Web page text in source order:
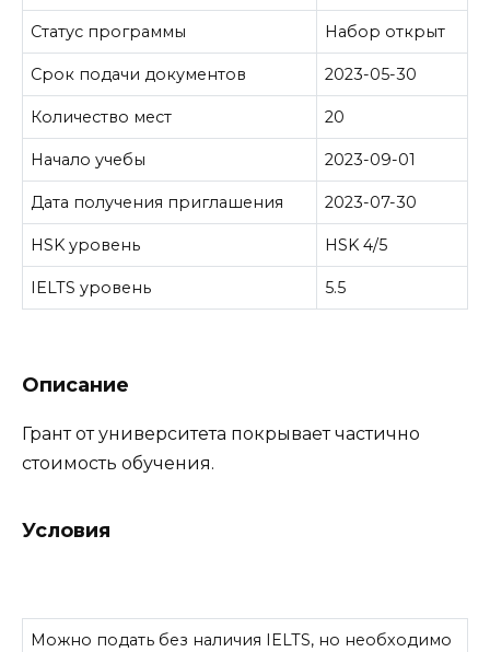
Статус программы Набор открыт
Срок подачи документов 2023-05-30
Количество мест 20
Начало учебы 2023-09-01
Дата получения приглашения 2023-07-30
HSK уровень HSK 4/5
IELTS уровень 5.5
Описание
Грант от университета покрывает частично
стоимость обучения.
Условия
Можно подать без наличия IELTS, но необходимо